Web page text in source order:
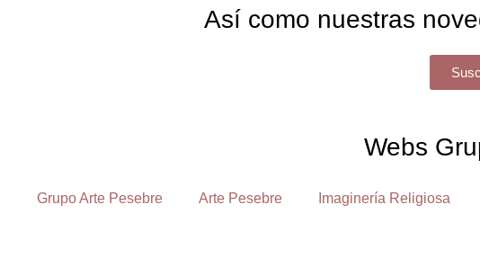
Así como nuestras
Webs
Grupo Arte Pesebre Arte Pesebre Imaginería Religiosa